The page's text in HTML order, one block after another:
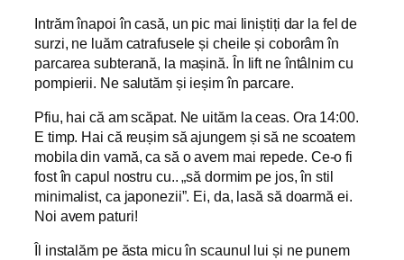
Intrăm înapoi în casă, un pic mai liniștiți dar la fel de
surzi, ne luăm catrafusele și cheile și coborâm în
parcarea subterană, la mașină. În lift ne întâlnim cu
pompierii. Ne salutăm și ieșim în parcare.
Pfiu, hai că am scăpat. Ne uităm la ceas. Ora 14:00.
E timp. Hai că reușim să ajungem și să ne scoatem
mobila din vamă, ca să o avem mai repede. Ce-o fi
fost în capul nostru cu.. „să dormim pe jos, în stil
minimalist, ca japonezii”. Ei, da, lasă să doarmă ei.
Noi avem paturi!
Îl instalăm pe ăsta micu în scaunul lui și ne punem